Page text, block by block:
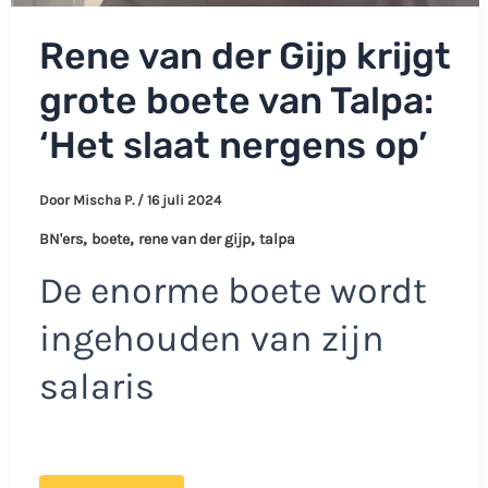
Rene van der Gijp krijgt
grote boete van Talpa:
‘Het slaat nergens op’
Door Mischa P. / 16 juli 2024
BN'ers, boete, rene van der gijp, talpa
De enorme boete wordt
ingehouden van zijn
salaris